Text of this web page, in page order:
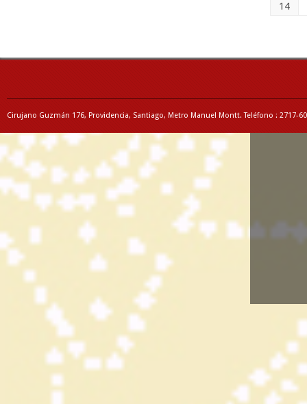
14
Cirujano Guzmán 176, Providencia, Santiago, Metro Manuel Montt. Teléfono : 2717-